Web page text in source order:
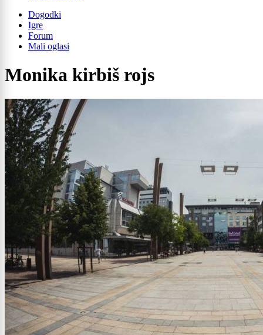
Dogodki
Igre
Forum
Mali oglasi
Monika kirbiš rojs